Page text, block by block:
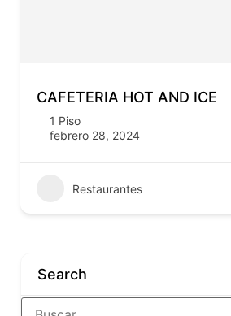
CAFETERIA HOT AND ICE
1 Piso
febrero 28, 2024
Restaurantes
Search